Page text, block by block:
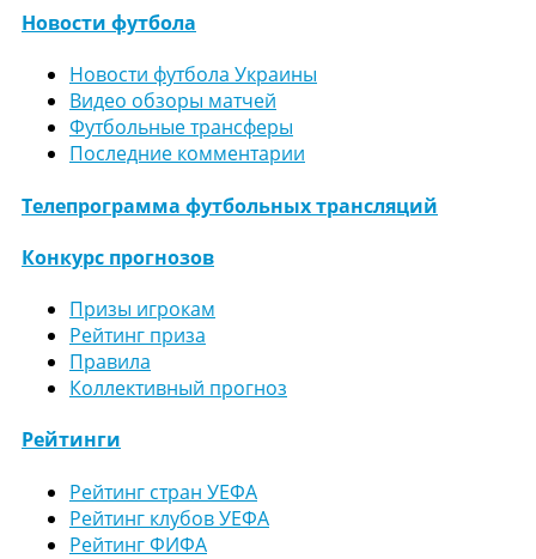
Новости футбола
Новости футбола Украины
Видео обзоры матчей
Футбольные трансферы
Последние комментарии
Телепрограмма футбольных трансляций
Конкурс прогнозов
Призы игрокам
Рейтинг приза
Правила
Коллективный прогноз
Рейтинги
Рейтинг стран УЕФА
Рейтинг клубов УЕФА
Рейтинг ФИФА